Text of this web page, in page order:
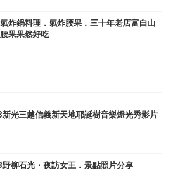
炸鍋料理．氣炸腰果．三十年老店富自山
果果然好吃
新光三越信義新天地耶誕樹音樂燈光秀影片
野柳石光・夜訪女王．景點照片分享